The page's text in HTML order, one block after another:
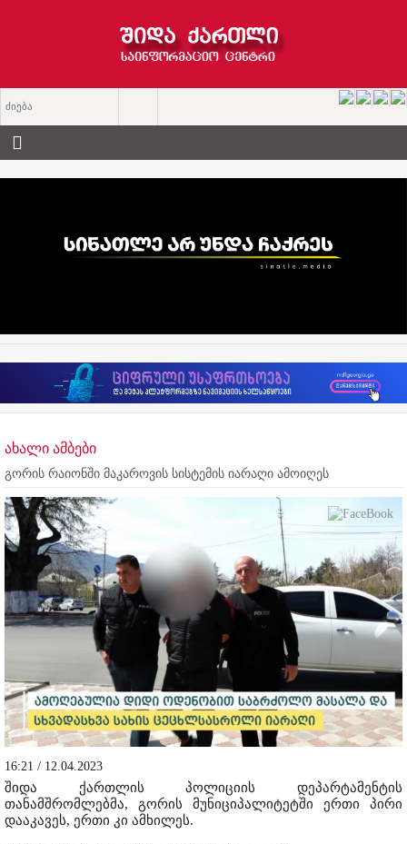
ახალი ამბები
გორის რაიონში მაკაროვის სისტემის იარაღი ამოიღეს
16:21 / 12.04.2023
შიდა ქართლის პოლიციის დეპარტამენტის
თანამშრომლებმა, გორის მუნიციპალიტეტში ერთი პირი
დააკავეს, ერთი კი ამხილეს.